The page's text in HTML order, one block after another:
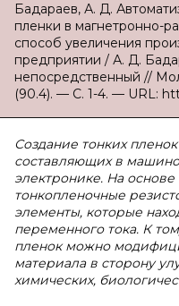
Бадараев, А. Д.
пленки в магнетронно-
способ увеличения
предприятии / А. Д.
непосредственный //
(90.4). — С. 1-4. — URL:
Создание тонких
составляющих в
электронике. На
тонкопленочные
элементы, которые
переменного тока. К
пленок можно
материала в сторону
химических,